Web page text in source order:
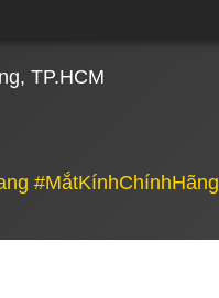
TP.HCM
#MắtKínhChínhHãng